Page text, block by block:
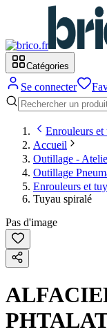
Catégories
Se connecter
Enrouleurs
Accueil
Outillage -
Outillage
Enrouleurs et
Tuyau spiralé
Pas d'image